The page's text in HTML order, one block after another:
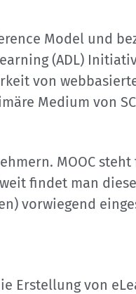
Model und
(ADL)
von
Medium von
MOOC
findet man
vorwiegend
Erstellung von